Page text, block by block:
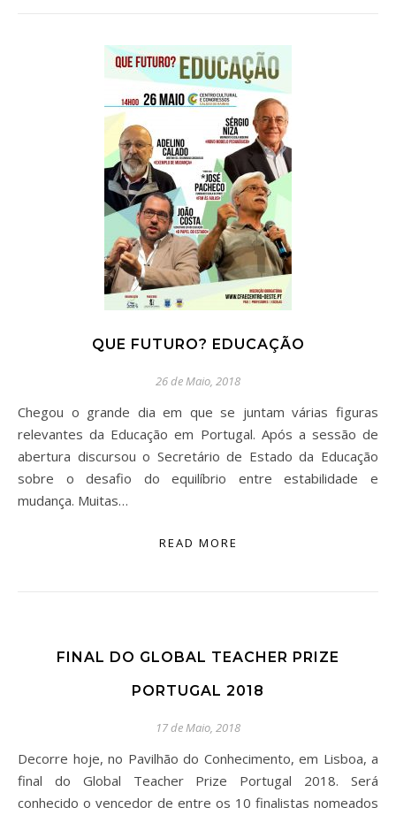
QUE FUTURO? EDUCAÇÃO
26 de Maio, 2018
Chegou o grande dia em que se juntam várias figuras
relevantes da Educação em Portugal. Após a sessão de
abertura discursou o Secretário de Estado da Educação
sobre o desafio do equilíbrio entre estabilidade e
mudança. Muitas…
READ MORE
FINAL DO GLOBAL TEACHER PRIZE
PORTUGAL 2018
17 de Maio, 2018
Decorre hoje, no Pavilhão do Conhecimento, em Lisboa, a
final do Global Teacher Prize Portugal 2018. Será
conhecido o vencedor de entre os 10 finalistas nomeados